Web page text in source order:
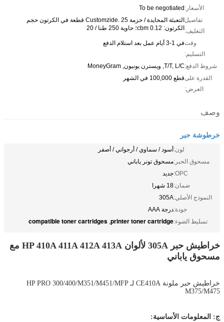
الأسعار:To be negotiated
تفاصيل
التغليف:
التعبئة المحايدة / حزمة Customzide. 25 قطعة في الكرتون حجم
الكرتون: 0.12 cbm؛ حاوية 250 طنا / 20
وقت
التسليم:
في 1-3 أيام عمل بعد استلام الدفع
شروط الدفع:T/T, L/C, ويسترن يونيون, MoneyGram
القدرة على
العرض:
قطع 100,000 في الشهر
وصف
خرطوشة حبر
لون:أسود / سماوي / أرجواني / أصفر
مسحوق الحبر:مسحوق تونر ياباني
OPC: جديد
ضمان:18 شهرا
النموذج الأصلي:305A
جودة:درجة AAA
تسليط الضوء:printer toner cartridge
,
compatible toner cartridges
خراطيش حبر 305A لألوان HP 410A 411A 412A 413A مع
مسحوق ياباني
خراطيش حبر ملونة CE410A لـ HP PRO 300/400/M351/M451/MFP
M375/M475
ج: المعلومات الأساسية: